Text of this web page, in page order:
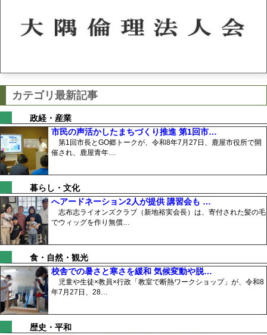
カテゴリ最新記事
政経・産業
市民の声活かしたまちづくり推進 第1回市…
第1回市長とGO郷トークが、令和8年7月27日、鹿屋市役所で開
催され、鹿屋青年…
暮らし・文化
へアードネーション2人が提供 講習会も …
志布志ライオンズクラブ（新地裕実会長）は、寄付された髪の毛
でウィッグを作り無償…
食・自然・観光
校舎での暑さと寒さを緩和 気候変動や脱…
児童や生徒×教員×行政「教室で断熱ワークショップ」が、令和8
年7月27日、28…
歴史・平和